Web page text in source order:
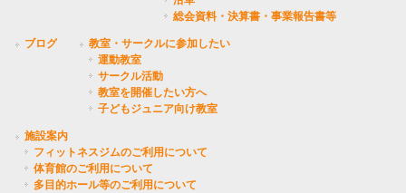
総会資料・決算書・事業報告書等
ブログ
教室・サークルに参加したい
運動教室
サークル活動
教室を開催したい方へ
子どもジュニア向け教室
施設案内
フィットネスジムのご利用について
体育館のご利用について
多目的ホール等のご利用について